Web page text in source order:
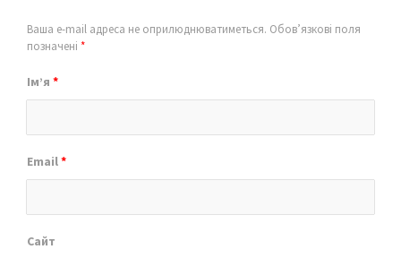
Ваша e-mail адреса не оприлюднюватиметься. Обов’язкові поля
позначені *
Ім’я *
Email*
Сайт